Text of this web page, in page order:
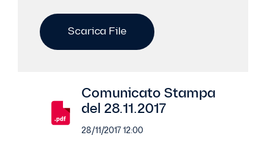
Scarica File
Comunicato Stampa
del 28.11.2017
28/11/2017 12:00